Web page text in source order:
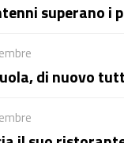
superano i
di nuovo